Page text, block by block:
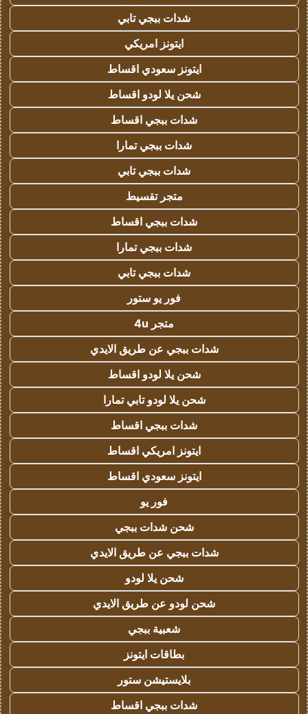
شدات ببجي تابي
ايتونز امريكي
ايتونز سعودي اقساط
شحن يلا لودو اقساط
شدات ببجي اقساط
شدات ببجي تمارا
شدات ببجي تابي
متجر تقسيط
شدات ببجي اقساط
شدات ببجي تمارا
شدات ببجي تابي
فور يو ستور
متجر 4u
شدات ببجي عن طريق الايدي
شحن يلا لودو اقساط
شحن يلا لودو تابي تمارا
شدات ببجي اقساط
ايتونز امريكي اقساط
ايتونز سعودي اقساط
فور يو
شحن شدات ببجي
شدات ببجي عن طريق الايدي
شحن يلا لودو
شحن لودو عن طريق الايدي
شعبية ببجي
بطاقات ايتونز
بلايستيشن ستور
شدات ببجي اقساط